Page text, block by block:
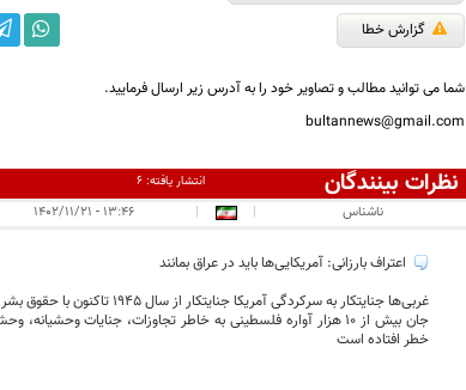
گزارش خطا
شما می توانید مطالب و تصاویر خود را به آدرس زیر ارسال فرمایید.
bultannews@gmail.com
نظرات بینندگان انتشار یافته:۶
ناشناس |
| ۱۳:۴۶ - ۱۴۰۲/۱۱/۲۱
اعتراف بارزانی: آمریکایی‌ها باید در عراق بمانند
غربی‌ها جنایتکار به سرکردگی آمریکا جنایتکار از سال 1945 تاکنون با حقوق بشر برخورد دوگانه دارند
جان بیش از ۱۰ هزار آواره فلسطینی به خاطر تجاوزات، جنایات
خطر افتاده است